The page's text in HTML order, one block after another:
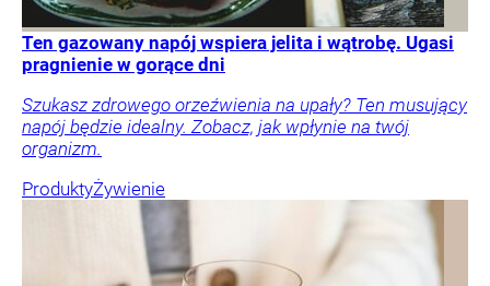
Ten gazowany napój wspiera jelita i wątrobę. Ugasi
pragnienie w gorące dni
Szukasz zdrowego orzeźwienia na upały? Ten musujący
napój będzie idealny. Zobacz, jak wpłynie na twój
organizm.
ProduktyŻywienie